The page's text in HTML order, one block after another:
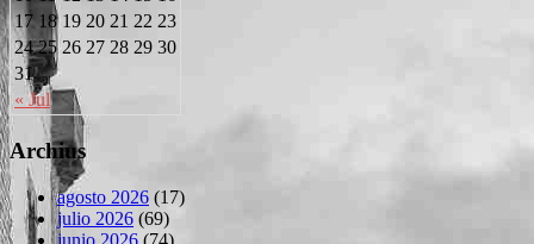
« Jul
17 18 19 20 21 22 23
24 25 26 27 28 29 30
31
Archius
agosto 2026 (17)
julio 2026 (69)
junio 2026 (74)